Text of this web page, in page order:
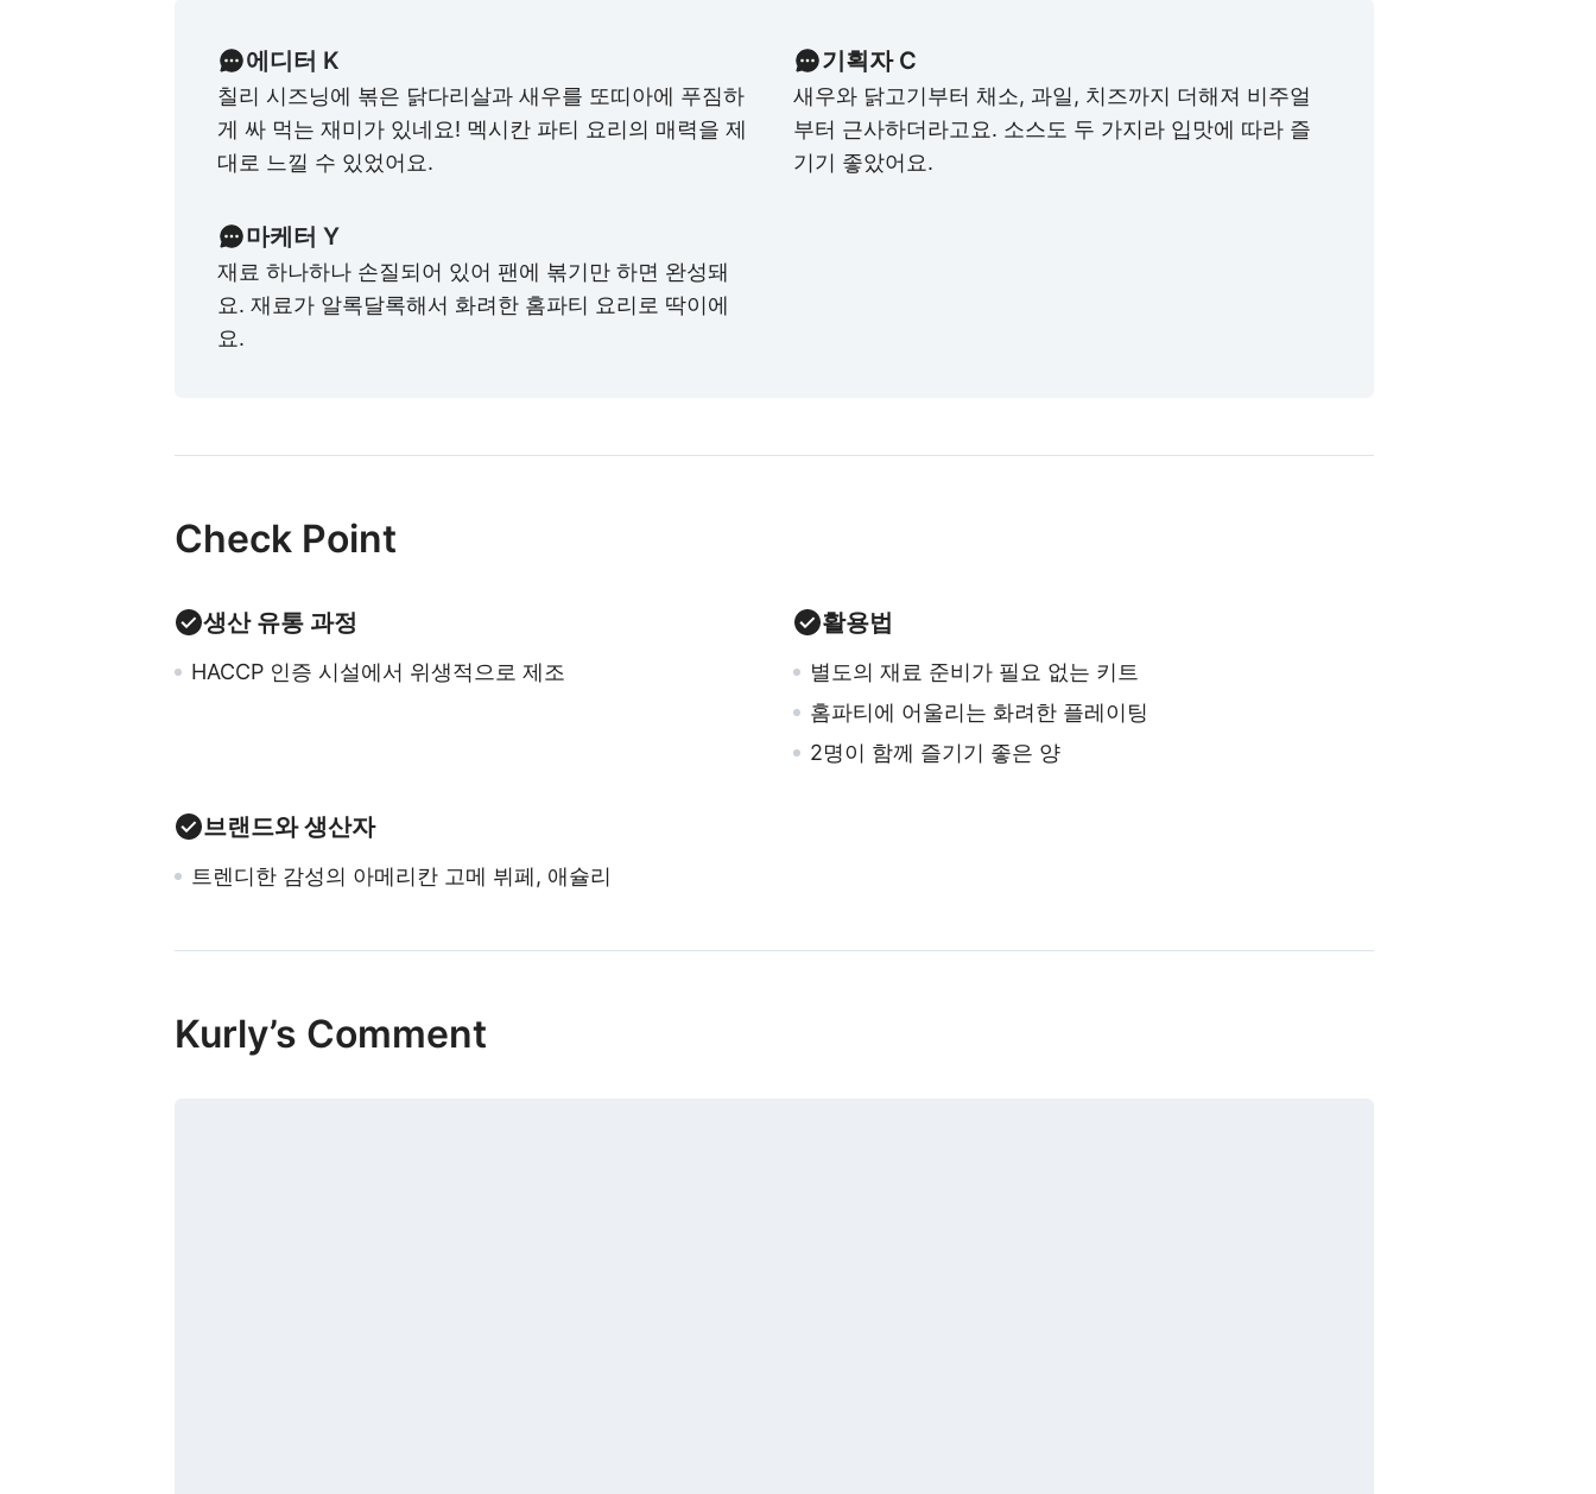
에디터 K
칠리 시즈닝에 볶은 닭다리살과 새우를 또띠아에 푸짐하
게 싸 먹는 재미가 있네요! 멕시칸 파티 요리의 매력을 제
대로 느낄 수 있었어요.
기획자 C
새우와 닭고기부터 채소, 과일, 치즈까지 더해져 비주얼
부터 근사하더라고요. 소스도 두 가지라 입맛에 따라 즐
기기 좋았어요.
마케터 Y
재료 하나하나 손질되어 있어 팬에 볶기만 하면 완성돼
요. 재료가 알록달록해서 화려한 홈파티 요리로 딱이에
요.
Check Point
생산 유통 과정
HACCP 인증 시설에서 위생적으로 제조
활용법
별도의 재료 준비가 필요 없는 키트
홈파티에 어울리는 화려한 플레이팅
2명이 함께 즐기기 좋은 양
브랜드와 생산자
트렌디한 감성의 아메리칸 고메 뷔페, 애슐리
Kurly’s Comment